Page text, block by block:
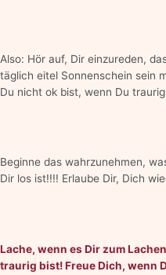
Also: Hör auf, Dir einzureden,
täglich eitel Sonnenschein sein
Du nicht ok bist, wenn Du
Beginne das wahrzunehmen,
Dir los ist!!!! Erlaube Dir, Dich
Lache, wenn es Dir zum
traurig bist! Freue Dich, wenn